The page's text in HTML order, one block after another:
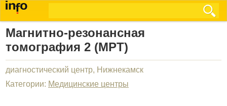
Магнитно-резонансная
томография 2 (МРТ)
диагностический центр, Нижнекамск
Категории: Медицинские центры